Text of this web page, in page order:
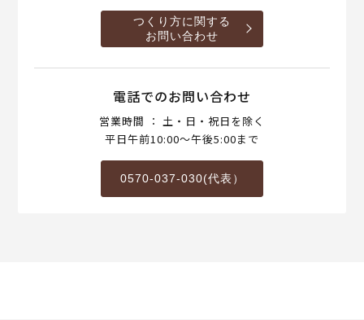
つくり方に関する
お問い合わせ
電話でのお問い合わせ
営業時間 ： 土・日・祝日を除く
平日午前10:00～午後5:00まで
0570-037-030(代表）